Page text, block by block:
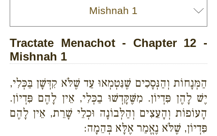
Tractate Menachot - Chapter 12 -
Mishnah 1
הַמְּנָחוֹת וְהַנְּסָכִים שֶׁנִּטְמְאוּ עַד שֶׁלֹּא קִדְּשָׁן בַּכְּלִי,
יֶשׁ לָהֶן פִּדְיוֹן. מִשֶּׁקָּדְשׁוּ בַכְּלִי, אֵין לָהֶם פִּדְיוֹן.
הָעוֹפוֹת וְהָעֵצִים וְהַלְּבוֹנָה וּכְלֵי שָׁרֵת, אֵין לָהֶם
פִּדְיוֹן, שֶׁלֹּא נֶאֱמַר אֶלָּא בְּהֵמָה: